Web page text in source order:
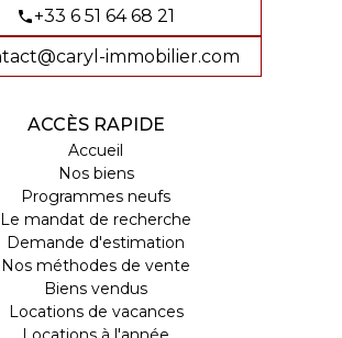
+33 6 51 64 68 21
immobilier.com
ACCÈS RAPIDE
Accueil
Nos biens
Programmes neufs
Le mandat de recherche
Demande d'estimation
Nos méthodes de vente
Biens vendus
Locations de vacances